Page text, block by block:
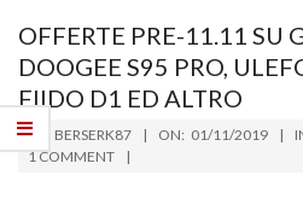
OFFERTE PRE-11.11 SU
DOOGEE S95 PRO,
FIIDO D1 ED ALTRO
2019-
11-
BY: BERSERK87 ON: 01/11/2019
1 COMMENT